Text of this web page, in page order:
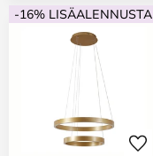
-16% LISÄALENNUSTA